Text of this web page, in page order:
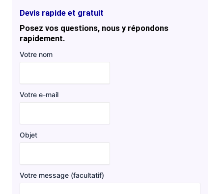
Devis rapide et gratuit
Posez vos questions, nous y répondons
rapidement.
Votre nom
Votre e-mail
Objet
Votre message (facultatif)